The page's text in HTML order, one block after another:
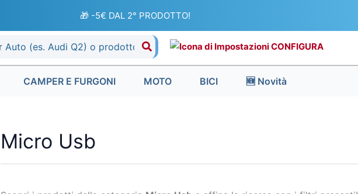
🎁 -5€ DAL 2° PRODOTTO!
CONFIGURA
CAMPER E FURGONI MOTO BICI 🆕 Novità
Micro Usb
in
al
più
recente